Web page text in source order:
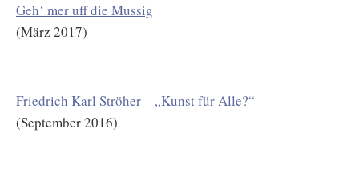
Geh‘ mer uff die Mussig
(März 2017)
Friedrich Karl Ströher – „Kunst für Alle?“
(September 2016)